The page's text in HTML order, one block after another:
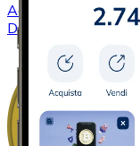
Acquistare Dash
DASH